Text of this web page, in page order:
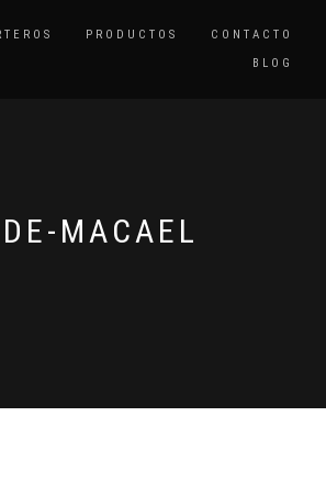
PRODUCTOS
CONTACTO
BLOG
MACAEL